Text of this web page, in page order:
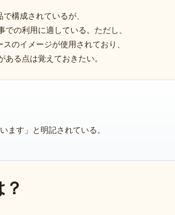
構成されているが、
の利用に適している。ただし、
のイメージが使用されており、
る点は覚えておきたい。
ます」と明記されている。